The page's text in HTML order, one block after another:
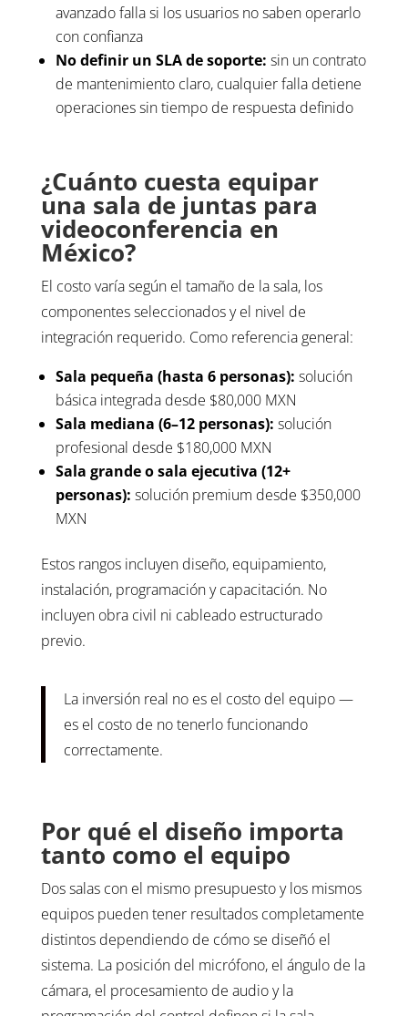
avanzado falla si los usuarios no saben operarlo
con confianza
No definir un SLA de soporte: sin un contrato
de mantenimiento claro, cualquier falla detiene
operaciones sin tiempo de respuesta definido
¿Cuánto cuesta equipar
una sala de juntas para
videoconferencia en
México?
El costo varía según el tamaño de la sala, los
componentes seleccionados y el nivel de
integración requerido. Como referencia general:
Sala pequeña (hasta 6 personas): solución
básica integrada desde $80,000 MXN
Sala mediana (6–12 personas): solución
profesional desde $180,000 MXN
Sala grande o sala ejecutiva (12+
personas): solución premium desde $350,000
MXN
Estos rangos incluyen diseño, equipamiento,
instalación, programación y capacitación. No
incluyen obra civil ni cableado estructurado
previo.
La inversión real no es el costo del equipo —
es el costo de no tenerlo funcionando
correctamente.
Por qué el diseño importa
tanto como el equipo
Dos salas con el mismo presupuesto y los mismos
equipos pueden tener resultados completamente
distintos dependiendo de cómo se diseñó el
sistema. La posición del micrófono, el ángulo de la
cámara, el procesamiento de audio y la